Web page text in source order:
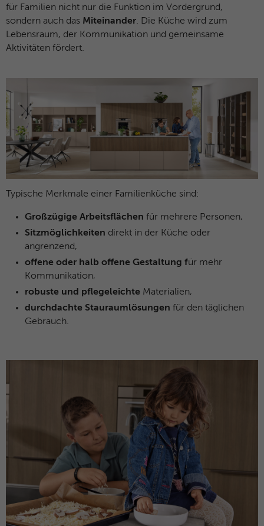
für Familien nicht nur die Funktion im Vordergrund,
sondern auch das Miteinander. Die Küche wird zum
Lebensraum, der Kommunikation und gemeinsame
Aktivitäten fördert.
Typische Merkmale einer Familienküche sind:
Großzügige Arbeitsflächen für mehrere Personen,
Sitzmöglichkeiten direkt in der Küche oder
angrenzend,
offene oder halb offene Gestaltung für mehr
Kommunikation,
robuste und pflegeleichte Materialien,
durchdachte Stauraumlösungen für den täglichen
Gebrauch.